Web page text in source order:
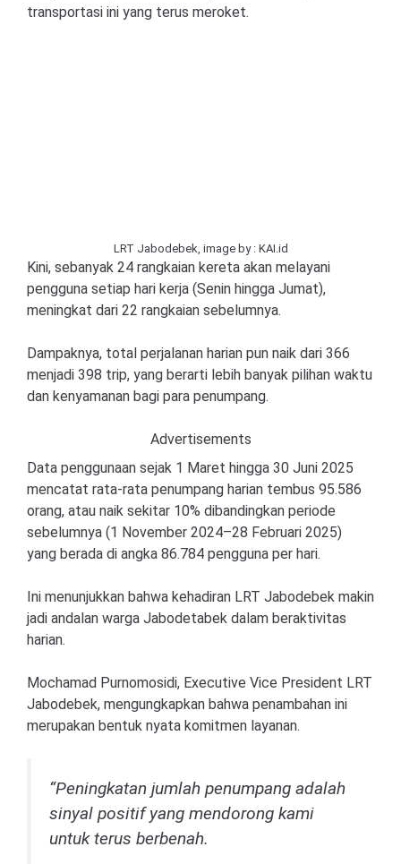
transportasi ini yang terus meroket.
LRT Jabodebek, image by : KAI.id
Kini, sebanyak 24 rangkaian kereta akan melayani
pengguna setiap hari kerja (Senin hingga Jumat),
meningkat dari 22 rangkaian sebelumnya.
Dampaknya, total perjalanan harian pun naik dari 366
menjadi 398 trip, yang berarti lebih banyak pilihan waktu
dan kenyamanan bagi para penumpang.
Advertisements
Data penggunaan sejak 1 Maret hingga 30 Juni 2025
mencatat rata-rata penumpang harian tembus 95.586
orang, atau naik sekitar 10% dibandingkan periode
sebelumnya (1 November 2024–28 Februari 2025)
yang berada di angka 86.784 pengguna per hari.
Ini menunjukkan bahwa kehadiran LRT Jabodebek makin
jadi andalan warga Jabodetabek dalam beraktivitas
harian.
Mochamad Purnomosidi, Executive Vice President LRT
Jabodebek, mengungkapkan bahwa penambahan ini
merupakan bentuk nyata komitmen layanan.
“Peningkatan jumlah penumpang adalah
sinyal positif yang mendorong kami
untuk terus berbenah.